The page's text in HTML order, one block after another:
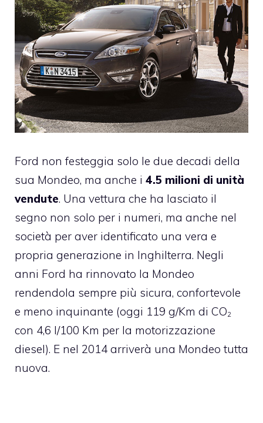
Ford non festeggia solo le due decadi della
sua Mondeo, ma anche i 4.5 milioni di unità
vendute. Una vettura che ha lasciato il
segno non solo per i numeri, ma anche nel
società per aver identificato una vera e
propria generazione in Inghilterra. Negli
anni Ford ha rinnovato la Mondeo
rendendola sempre più sicura, confortevole
e meno inquinante (oggi 119 g/Km di CO2
con 4,6 l/100 Km per la motorizzazione
diesel). E nel 2014 arriverà una Mondeo tutta
nuova.